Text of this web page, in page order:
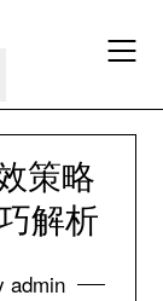
策略
解析
admin